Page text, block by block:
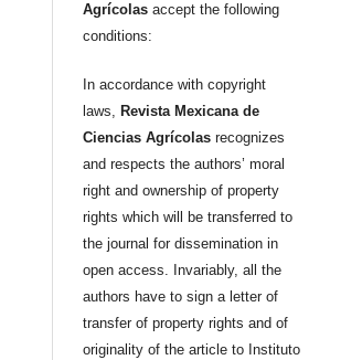
Agrícolasaccept the following
conditions:
In accordance with copyright
laws, Revista Mexicana de
Ciencias Agrícolas recognizes
and respects the authors’ moral
right and ownership of property
rights which will be transferred to
the journal for dissemination in
open access. Invariably, all the
authors have to sign a letter of
transfer of property rights and of
originality of the article to Instituto